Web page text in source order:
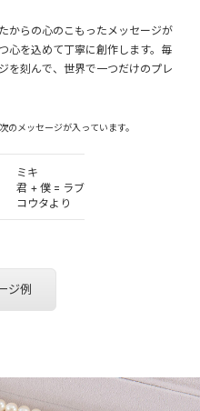
からの心のこもったメッセージが
心を込めて丁寧に創作します。毎
を刻んで、世界で一つだけのプレ
メッセージが入っています。
ミキ
君 + 僕 = ラブ
コウタより
ジ例